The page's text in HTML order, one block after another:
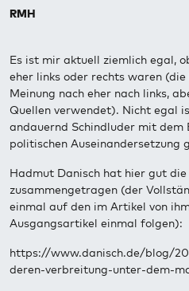
RMH
Es ist mir aktuell ziemlich egal,
eher links oder rechts waren
Meinung nach eher nach links,
Quellen verwendet). Nicht egal
andauernd Schindluder mit
politischen Auseinandersetzung
Hadmut Danisch hat hier gut die
zusammengetragen (der
einmal auf den im Artikel von
Ausgangsartikel einmal folgen):
https://www.danisch.de/blog/
deren-verbreitung-unter-dem-